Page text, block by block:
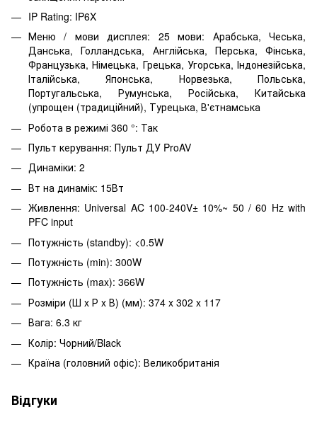
IP Rating: IP6X
Меню / мови дисплея: 25 мови: Арабська, Чеська,
Данська, Голландська, Англійська, Перська, Фінська,
Французька, Німецька, Грецька, Угорська, Індонезійська,
Італійська, Японська, Норвезька, Польська,
Португальська, Румунська, Російська, Китайська
(упрощен (традиційний), Турецька, В'єтнамська
Робота в режимі 360 °: Так
Пульт керування: Пульт ДУ ProAV
Динаміки: 2
Вт на динамік: 15Вт
Живлення: Universal AC 100-240V± 10%~ 50 / 60 Hz with
PFC input
Потужність (standby): <0.5W
Потужність (min): 300W
Потужність (max): 366W
Розміри (Ш x Р x В) (мм): 374 x 302 x 117
Вага: 6.3 кг
Колір: Чорний/Black
Країна (головний офіс): Великобританія
Відгуки